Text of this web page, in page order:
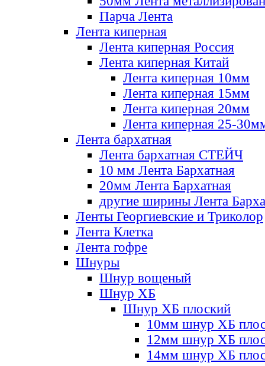
Парча Лента
Лента киперная
Лента киперная Россия
Лента киперная Китай
Лента киперная 10мм
Лента киперная 15мм
Лента киперная 20мм
Лента киперная 25-
Лента бархатная
Лента бархатная СТЕЙЧ
10 мм Лента Бархатная
20мм Лента Бархатная
другие ширины Лента
Ленты Георгиевские и Триколор
Лента Клетка
Лента гофре
Шнуры
Шнур вощеный
Шнур ХБ
Шнур ХБ плоский
10мм шнур ХБ
12мм шнур ХБ
14мм шнур ХБ